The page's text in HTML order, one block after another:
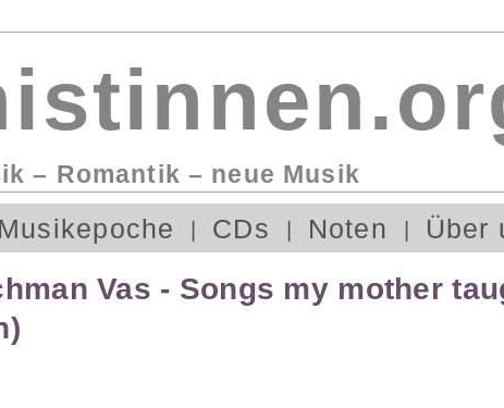
– Romantik – neue Musik
Musikepoche CDs Noten Über
Vas - Songs my mother